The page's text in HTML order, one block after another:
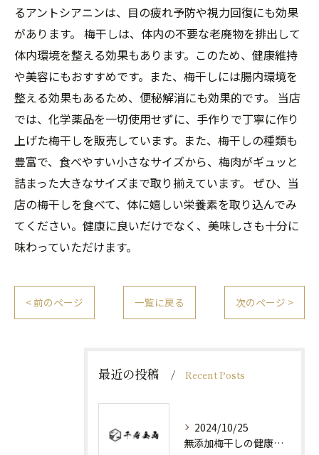
るアントシアニンは、目の疲れ予防や視力回復にも効果
があります。 梅干しは、体内の不要な老廃物を排出して
体内環境を整える効果もあります。このため、健康維持
や美容にもおすすめです。また、梅干しには腸内環境を
整える効果もあるため、便秘解消にも効果的です。 当店
では、化学薬品を一切使用せずに、手作りで丁寧に作り
上げた梅干しを販売しています。また、梅干しの種類も
豊富で、食べやすい小さなサイズから、梅肉がギュッと
詰まった大きなサイズまで取り揃えています。 ぜひ、当
店の梅干しを食べて、体に嬉しい栄養素を取り込んでみ
てください。健康に良いだけでなく、美味しさも十分に
味わっていただけます。
< 前のページ 一覧に戻る 次のページ >
最近の投稿 Recent Posts
2024/10/25
無添加梅干しの健康効果と日常の取り入れ方